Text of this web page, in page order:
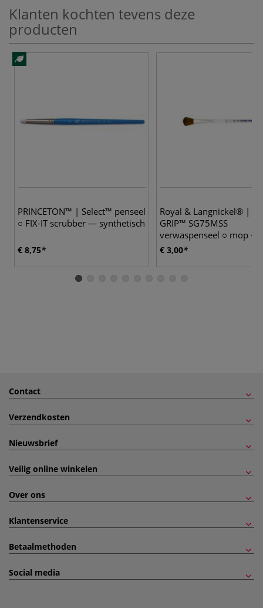
Klanten kochten tevens deze
producten
PRINCETON™ | Select™ penseel
○ FIX-IT scrubber — synthetisch
€ 8,75
Royal & Langnickel® |
GRIP™ SG75MSS
verwaspenseel ○ mop —
synthetisch haar
€ 3,00
Contact
Verzendkosten
Nieuwsbrief
Veilig online winkelen
Over ons
Klantenservice
Betaalmethoden
Social media